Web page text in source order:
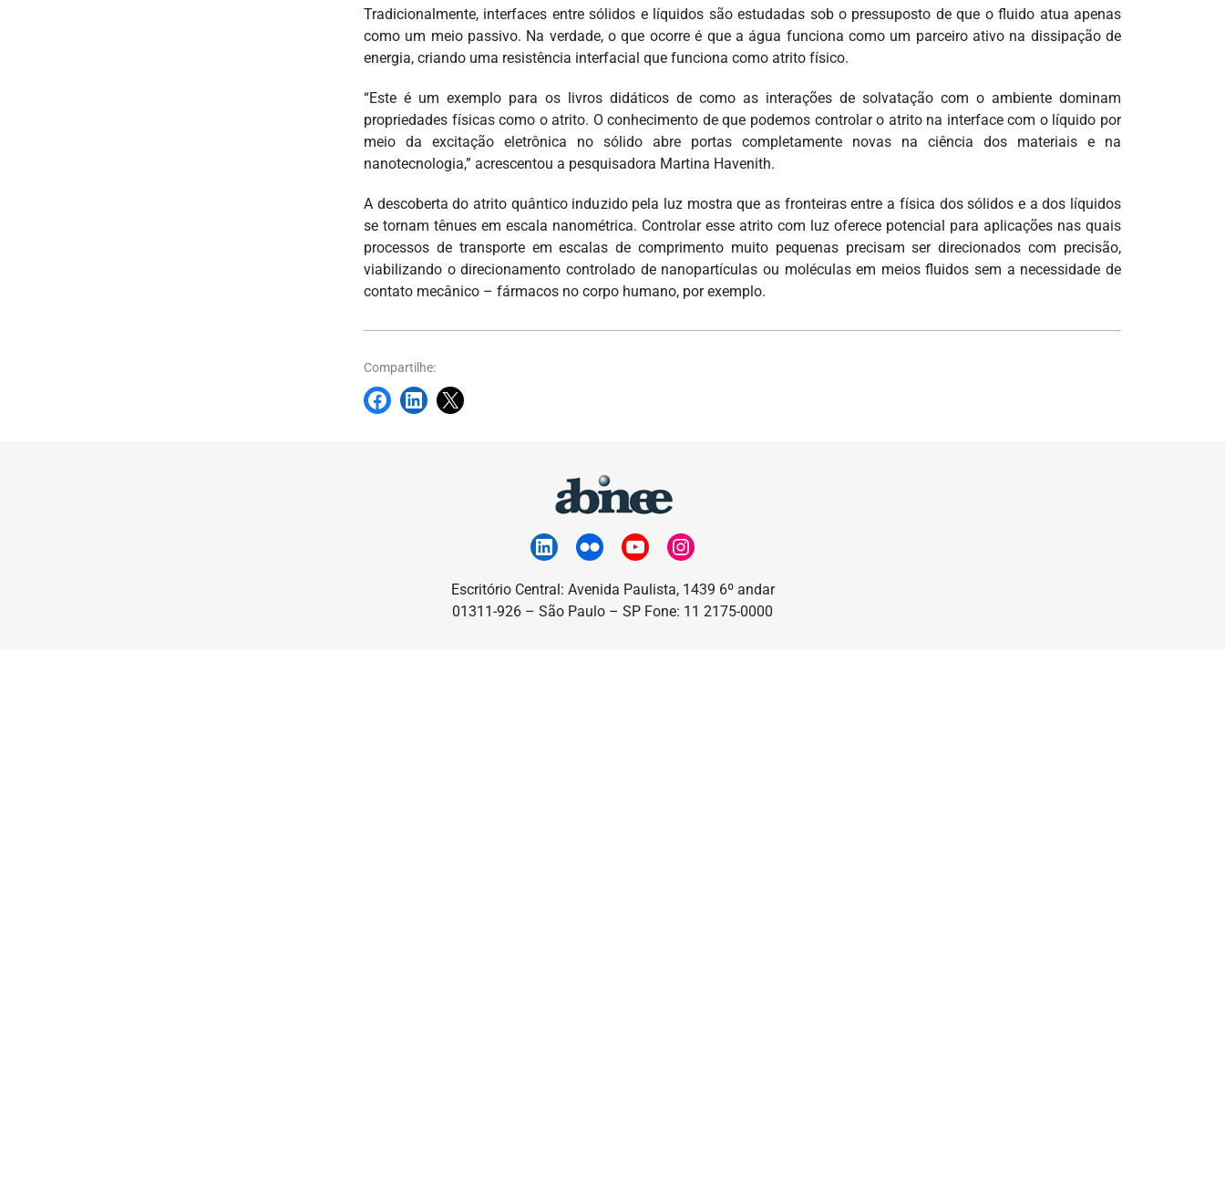
Tradicionalmente, interfaces entre sólidos e líquidos são estudadas sob o pressuposto de que o fluido atua apenas
como um meio passivo. Na verdade, o que ocorre é que a água funciona como um parceiro ativo na dissipação de
energia, criando uma resistência interfacial que funciona como atrito físico.
“Este é um exemplo para os livros didáticos de como as interações de solvatação com o ambiente dominam
propriedades físicas como o atrito. O conhecimento de que podemos controlar o atrito na interface com o líquido por
meio da excitação eletrônica no sólido abre portas completamente novas na ciência dos materiais e na
nanotecnologia,” acrescentou a pesquisadora Martina Havenith.
A descoberta do atrito quântico induzido pela luz mostra que as fronteiras entre a física dos sólidos e a dos líquidos
se tornam tênues em escala nanométrica. Controlar esse atrito com luz oferece potencial para aplicações nas quais
processos de transporte em escalas de comprimento muito pequenas precisam ser direcionados com precisão,
viabilizando o direcionamento controlado de nanopartículas ou moléculas em meios fluidos sem a necessidade de
contato mecânico – fármacos no corpo humano, por exemplo.
Compartilhe:
Escritório Central: Avenida Paulista, 1439 6º andar
01311-926 – São Paulo – SP Fone: 11 2175-0000